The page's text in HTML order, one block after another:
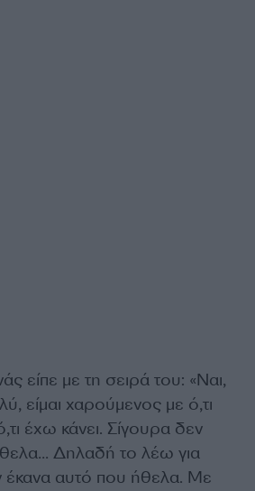
είπε με τη σειρά του: «Ναι,
είμαι χαρούμενος με ό,τι
έχω κάνει. Σίγουρα δεν
Δηλαδή το λέω για
αυτό που ήθελα. Με